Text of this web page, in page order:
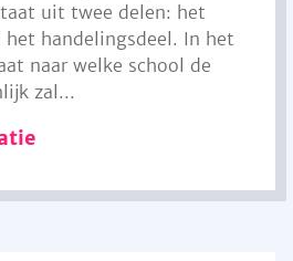
uit twee delen: het
het handelingsdeel. In het
naar welke school de
zal...